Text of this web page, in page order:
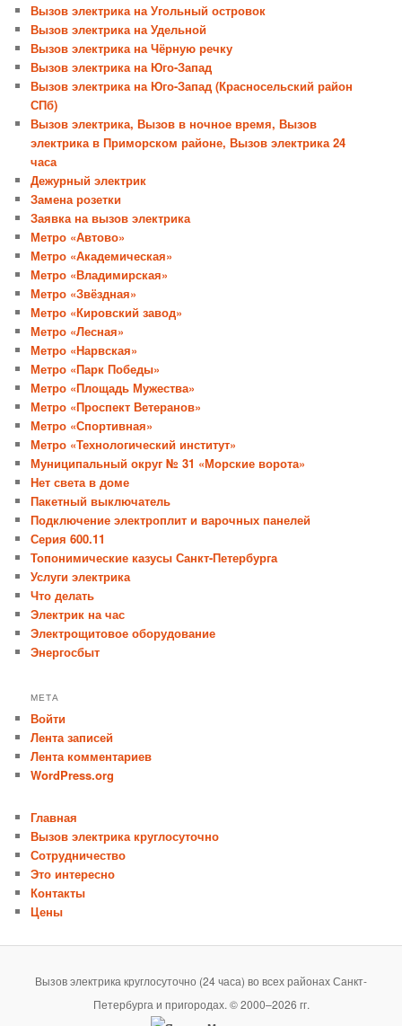
Вызов электрика на Угольный островок
Вызов электрика на Удельной
Вызов электрика на Чёрную речку
Вызов электрика на Юго-Запад
Вызов электрика на Юго-Запад (Красносельский район
СПб)
Вызов электрика, Вызов в ночное время, Вызов
электрика в Приморском районе, Вызов электрика 24
часа
Дежурный электрик
Замена розетки
Заявка на вызов электрика
Метро «Автово»
Метро «Академическая»
Метро «Владимирская»
Метро «Звёздная»
Метро «Кировский завод»
Метро «Лесная»
Метро «Нарвская»
Метро «Парк Победы»
Метро «Площадь Мужества»
Метро «Проспект Ветеранов»
Метро «Спортивная»
Метро «Технологический институт»
Муниципальный округ № 31 «Морские ворота»
Нет света в доме
Пакетный выключатель
Подключение электроплит и варочных панелей
Серия 600.11
Топонимические казусы Санкт-Петербурга
Услуги электрика
Что делать
Электрик на час
Электрощитовое оборудование
Энергосбыт
МЕТА
Войти
Лента записей
Лента комментариев
WordPress.org
Главная
Вызов электрика круглосуточно
Сотрудничество
Это интересно
Контакты
Цены
Вызов электрика круглосуточно (24 часа) во всех районах Санкт-
Петербурга и пригородах. © 2000–2026 гг.